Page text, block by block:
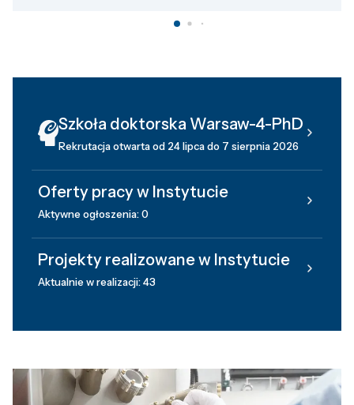
Szkoła doktorska Warsaw-4-PhD
Rekrutacja otwarta od 24 lipca do 7 sierpnia 2026
Oferty pracy w Instytucie
Aktywne ogłoszenia: 0
Projekty realizowane w Instytucie
Aktualnie w realizacji: 43